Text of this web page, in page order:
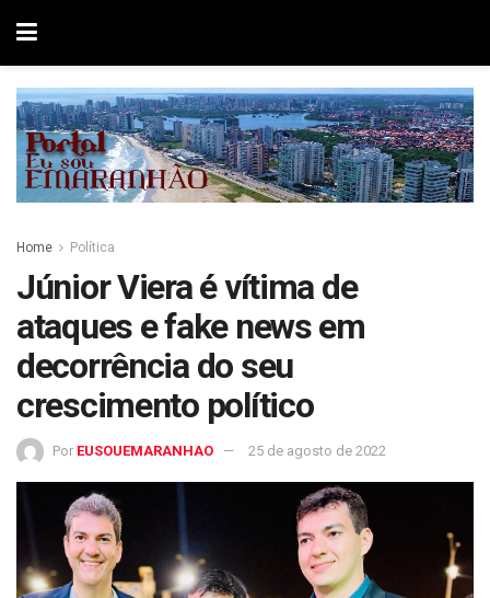
Home Política
Júnior Viera é vítima de
ataques e fake news em
decorrência do seu
crescimento político
Por EUSOUEMARANHAO 25 de agosto de 2022